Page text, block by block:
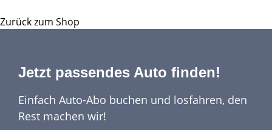
Zurück zum Shop
Jetzt passendes Auto finden!
Einfach Auto-Abo buchen und losfahren, den
Rest machen wir!